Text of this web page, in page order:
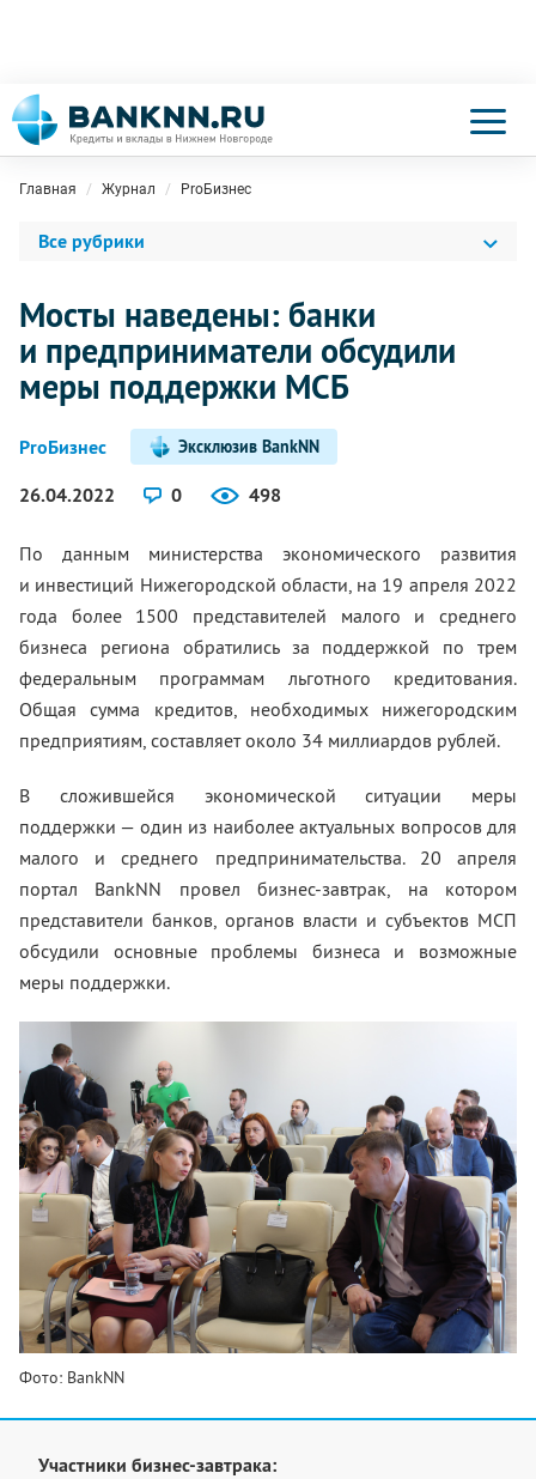
Главная Журнал ProБизнес
Все рубрики
Мосты наведены: банки
и предприниматели обсудили
меры поддержки МСБ
ProБизнес Эксклюзив BankNN
26.04.2022 0 498
По данным министерства экономического развития
и инвестиций Нижегородской области, на 19 апреля 2022
года более 1500 представителей малого и среднего
бизнеса региона обратились за поддержкой по трем
федеральным программам льготного кредитования.
Общая сумма кредитов, необходимых нижегородским
предприятиям, составляет около 34 миллиардов рублей.
В сложившейся экономической ситуации меры
поддержки — один из наиболее актуальных вопросов для
малого и среднего предпринимательства. 20 апреля
портал BankNN провел бизнес-завтрак, на котором
представители банков, органов власти и субъектов МСП
обсудили основные проблемы бизнеса и возможные
меры поддержки.
Фото: BankNN
Участники бизнес-завтрака: